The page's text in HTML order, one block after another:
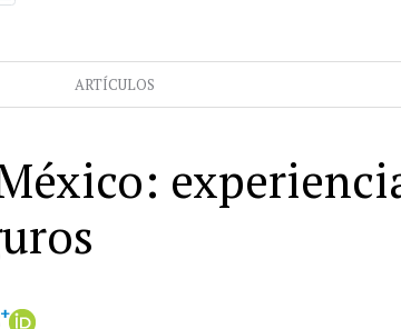
ARTÍCULOS
+